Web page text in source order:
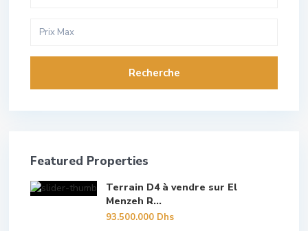
Recherche
Featured Properties
Terrain D4 à vendre sur El
Menzeh R...
93.500.000 Dhs